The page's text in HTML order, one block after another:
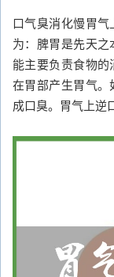
口气臭消化慢胃
为：脾胃是先天
能主要负责食物的
在胃部产生胃气
成口臭。胃气上逆